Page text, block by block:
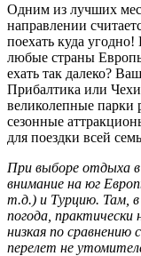
Одним из лучших
направлении
поехать куда
любые страны
ехать так далеко?
Прибалтика или
великолепные парки
сезонные
для поездки всей
При выборе отдыха
внимание на юг
т.д.) и Турцию. Там,
погода,
низкая по
перелет не